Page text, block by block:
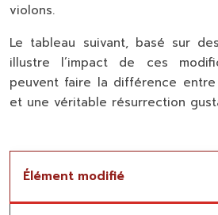
violons.
Le tableau suivant, basé sur
illustre l’impact de ces
peuvent faire la différence
et une véritable résurrection
Élément modifié